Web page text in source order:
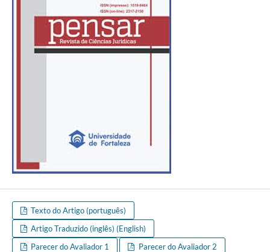
Texto do Artigo (português)
Artigo Traduzido (inglês) (English)
Parecer do Avaliador 1
Parecer do Avaliador 2